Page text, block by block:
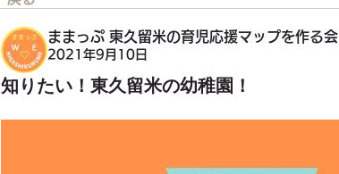
ままっぷ 東久留米の育児応援マップを作る会
2021年9月10日
知りたい！東久留米の幼稚園！